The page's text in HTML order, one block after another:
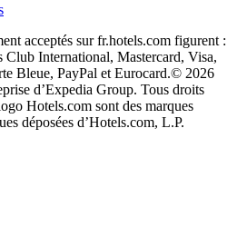
acceptés sur fr.hotels.com figurent :
Club International, Mastercard, Visa,
Bleue, PayPal et Eurocard.© 2026
d’Expedia Group. Tous droits
Hotels.com sont des marques
déposées d’Hotels.com, L.P.